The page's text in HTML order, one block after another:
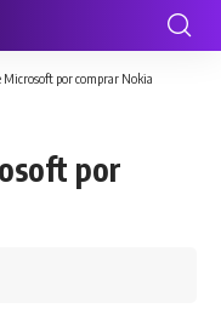
Microsoft por comprar Nokia
por